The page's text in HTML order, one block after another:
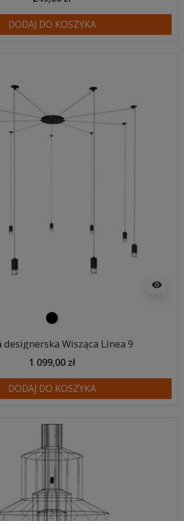
DODAJ DO KOSZYKA
visibility
czarny
designerska Wisząca Linea 9
1 099,00 zł
DODAJ DO KOSZYKA